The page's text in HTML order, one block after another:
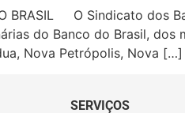
BRASIL O Sindicato dos
do Banco do Brasil, dos
Nova Petrópolis, Nova […]
SERVIÇOS